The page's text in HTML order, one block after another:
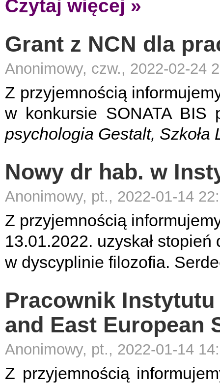
Czytaj więcej »
Grant z NCN dla
Anonimowy, czw., 2022-02-24
Z przyjemnością
w konkursie SONATA
psychologia Gestalt,
Nowy dr hab. w
Anonimowy, pt., 2022-01-14
Z przyjemnością
13.01.2022. uzyskał
w dyscyplinie filozofia.
Pracownik
and East European
Anonimowy, pt., 2022-01-14
Z przyjemnością